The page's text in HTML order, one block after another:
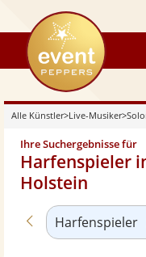
eventpeppers
Alle Künstler>Live-Musiker>
Ihre Suchergebnisse für
Harfenspieler
Holstein
Zurück zu
Harfenspieler